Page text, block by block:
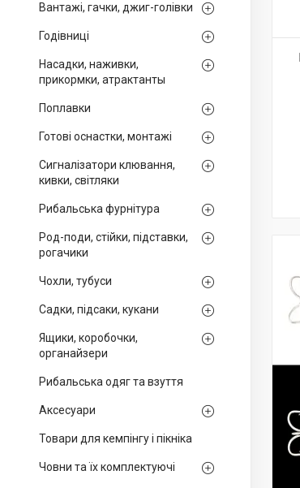
Вантажі, гачки, джиг-голівки
Годівниці
Насадки, наживки,
прикормки, атрактанты
Поплавки
Готові оснастки, монтажі
Сигналізатори клювання,
кивки, світляки
Рибальська фурнітура
Род-поди, стійки, підставки,
рогачики
Чохли, тубуси
Садки, підсаки, кукани
Ящики, коробочки,
органайзери
Рибальська одяг та взуття
Аксесуари
Товари для кемпінгу і пікніка
Човни та їх комплектуючі